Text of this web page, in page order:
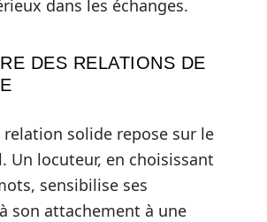
dans les échanges.
DES RELATIONS DE
solide repose sur le
Un locuteur, en choisissant
sensibilise ses
son attachement à une